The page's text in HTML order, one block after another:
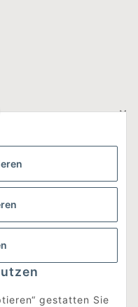
gestatten Sie
Design.
Accessoires, neue und
Schätze aus
jeder Menge
suchen!